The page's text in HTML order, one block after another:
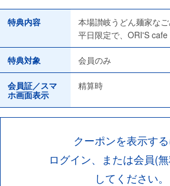
特典内容
本場讃岐うどん麺家な
平日限定で、ORI'S cafe
特典対象 会員のみ
会員証／スマ
ホ画面表示
精算時
クーポンを表示す
ログイン、または会員(
してください。